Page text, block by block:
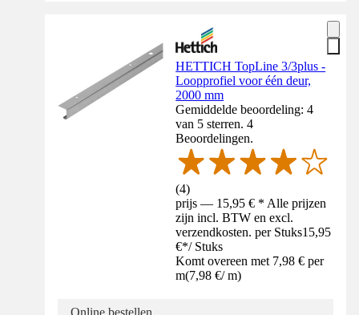
HETTICH TopLine 3/3plus -
Loopprofiel voor één deur,
2000 mm
Gemiddelde beoordeling: 4
van 5 sterren. 4
Beoordelingen.
(4)
prijs — 15,95 € * Alle prijzen
zijn incl. BTW en excl.
verzendkosten. per Stuks15,95
€*/ Stuks
Komt overeen met 7,98 € per
m(7,98 €/ m)
Online bestellen